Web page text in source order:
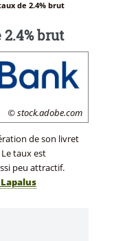
de 2.4% brut
brut
© stock.adobe.com
de son livret
taux est
peu attractif.